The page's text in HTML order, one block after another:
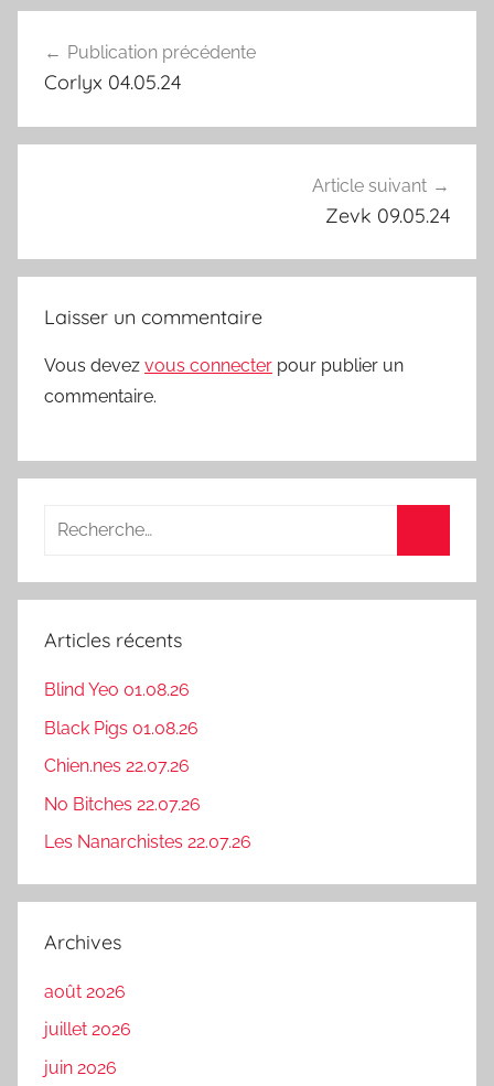
de
Publication précédente
Corlyx 04.05.24
Article suivant
Zevk 09.05.24
Laisser un commentaire
Vous devez vous connecter pour publier un
commentaire.
Recherche
:
Articles récents
Blind Yeo 01.08.26
Black Pigs 01.08.26
Chien.nes 22.07.26
No Bitches 22.07.26
Les Nanarchistes 22.07.26
Archives
août 2026
juillet 2026
juin 2026